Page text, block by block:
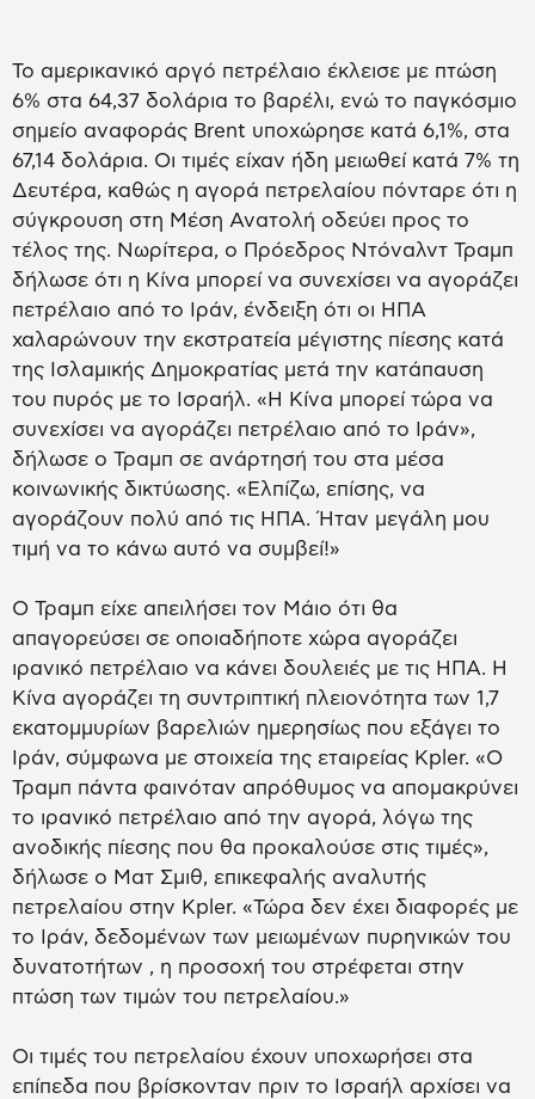
Το αμερικανικό αργό πετρέλαιο έκλεισε με πτώση
6% στα 64,37 δολάρια το βαρέλι, ενώ το παγκόσμιο
σημείο αναφοράς Brent υποχώρησε κατά 6,1%, στα
67,14 δολάρια. Οι τιμές είχαν ήδη μειωθεί κατά 7% τη
Δευτέρα, καθώς η αγορά πετρελαίου πόνταρε ότι η
σύγκρουση στη Μέση Ανατολή οδεύει προς το
τέλος της. Νωρίτερα, ο Πρόεδρος Ντόναλντ Τραμπ
δήλωσε ότι η Κίνα μπορεί να συνεχίσει να αγοράζει
πετρέλαιο από το Ιράν, ένδειξη ότι οι ΗΠΑ
χαλαρώνουν την εκστρατεία μέγιστης πίεσης κατά
της Ισλαμικής Δημοκρατίας μετά την κατάπαυση
του πυρός με το Ισραήλ. «Η Κίνα μπορεί τώρα να
συνεχίσει να αγοράζει πετρέλαιο από το Ιράν»,
δήλωσε ο Τραμπ σε ανάρτησή του στα μέσα
κοινωνικής δικτύωσης. «Ελπίζω, επίσης, να
αγοράζουν πολύ από τις ΗΠΑ. Ήταν μεγάλη μου
τιμή να το κάνω αυτό να συμβεί!»
Ο Τραμπ είχε απειλήσει τον Μάιο ότι θα
απαγορεύσει σε οποιαδήποτε χώρα αγοράζει
ιρανικό πετρέλαιο να κάνει δουλειές με τις ΗΠΑ. Η
Κίνα αγοράζει τη συντριπτική πλειονότητα των 1,7
εκατομμυρίων βαρελιών ημερησίως που εξάγει το
Ιράν, σύμφωνα με στοιχεία της εταιρείας Kpler. «Ο
Τραμπ πάντα φαινόταν απρόθυμος να απομακρύνει
το ιρανικό πετρέλαιο από την αγορά, λόγω της
ανοδικής πίεσης που θα προκαλούσε στις τιμές»,
δήλωσε ο Ματ Σμιθ, επικεφαλής αναλυτής
πετρελαίου στην Kpler. «Τώρα δεν έχει διαφορές με
το Ιράν, δεδομένων των μειωμένων πυρηνικών του
δυνατοτήτων , η προσοχή του στρέφεται στην
πτώση των τιμών του πετρελαίου.»
Οι τιμές του πετρελαίου έχουν υποχωρήσει στα
επίπεδα που βρίσκονταν πριν το Ισραήλ αρχίσει να